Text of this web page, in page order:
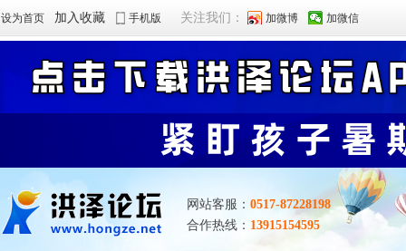
设为首页 加入收藏 手机版 关注我们： 加微博 加微信
网站客服： 0517-87228198
合作热线： 13915154595